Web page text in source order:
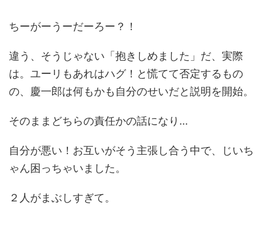
ちーがーうーだーろー？！
違う、そうじゃない「抱きしめました」だ、実際
は。ユーリもあれはハグ！と慌てて否定するもの
の、慶一郎は何もかも自分のせいだと説明を開始。
そのままどちらの責任かの話になり…
自分が悪い！お互いがそう主張し合う中で、じいち
ゃん困っちゃいました。
２人がまぶしすぎて。